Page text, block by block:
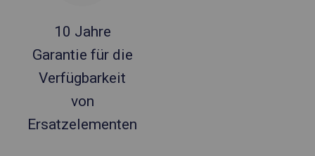
10 Jahre
Garantie für die
Verfügbarkeit
von
Ersatzelementen